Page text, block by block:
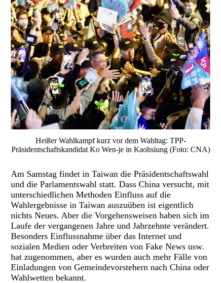
Heißer Wahlkampf kurz vor dem Wahltag: TPP-
Präsidentschaftskandidat Ko Wen-je in Kaohsiung (Foto: CNA)
Am Samstag findet in Taiwan die Präsidentschaftswahl
und die Parlamentswahl statt. Dass China versucht, mit
unterschiedlichen Methoden Einfluss auf die
Wahlergebnisse in Taiwan auszuüben ist eigentlich
nichts Neues. Aber die Vorgehensweisen haben sich im
Laufe der vergangenen Jahre und Jahrzehnte verändert.
Besonders Einflussnahme über das Internet und
sozialen Medien oder Verbreiten von Fake News usw.
hat zugenommen, aber es wurden auch mehr Fälle von
Einladungen von Gemeindevorstehern nach China oder
Wahlwetten bekannt.